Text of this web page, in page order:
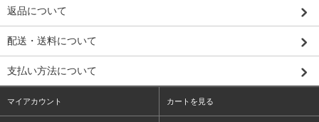
返品について
配送・送料について
支払い方法について
マイアカウント カートを見る